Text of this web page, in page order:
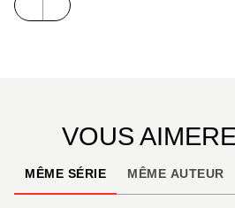
VOUS
MÊME SÉRIE MÊME AUTEUR